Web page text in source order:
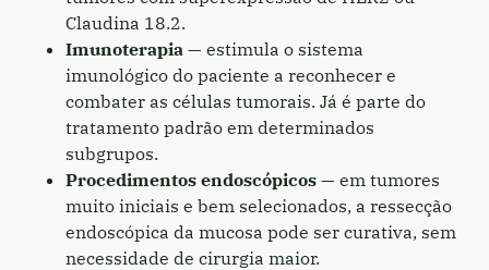
Claudina 18.2.
Imunoterapia — estimula o sistema
imunológico do paciente a reconhecer e
combater as células tumorais. Já é parte do
tratamento padrão em determinados
subgrupos.
Procedimentos endoscópicos — em tumores
muito iniciais e bem selecionados, a ressecção
endoscópica da mucosa pode ser curativa, sem
necessidade de cirurgia maior.